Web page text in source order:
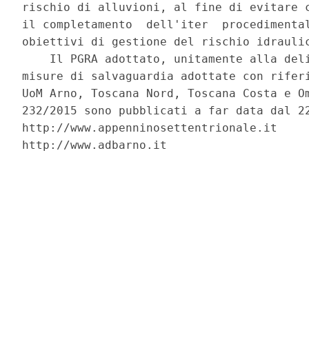
rischio di alluvioni, al fine di evitare
il completamento  dell'iter
obiettivi di gestione del rischio
Il PGRA adottato, unitamente alla
misure di salvaguardia adottate con
UoM Arno, Toscana Nord, Toscana Costa e
232/2015 sono pubblicati a far data dal
http://